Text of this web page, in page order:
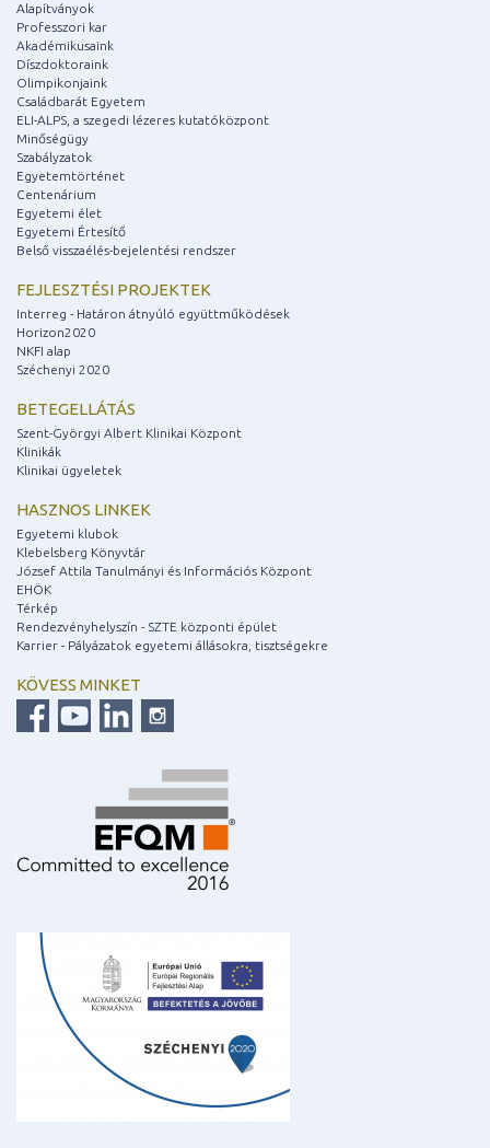
Alapítványok
Professzori kar
Akadémikusaink
Díszdoktoraink
Olimpikonjaink
Családbarát Egyetem
ELI-ALPS, a szegedi lézeres kutatóközpont
Minőségügy
Szabályzatok
Egyetemtörténet
Centenárium
Egyetemi élet
Egyetemi Értesítő
Belső visszaélés-bejelentési rendszer
FEJLESZTÉSI PROJEKTEK
Interreg - Határon átnyúló együttműködések
Horizon2020
NKFI alap
Széchenyi 2020
BETEGELLÁTÁS
Szent-Györgyi Albert Klinikai Központ
Klinikák
Klinikai ügyeletek
HASZNOS LINKEK
Egyetemi klubok
Klebelsberg Könyvtár
József Attila Tanulmányi és Információs Központ
EHÖK
Térkép
Rendezvényhelyszín - SZTE központi épület
Karrier - Pályázatok egyetemi állásokra, tisztségekre
KÖVESS MINKET